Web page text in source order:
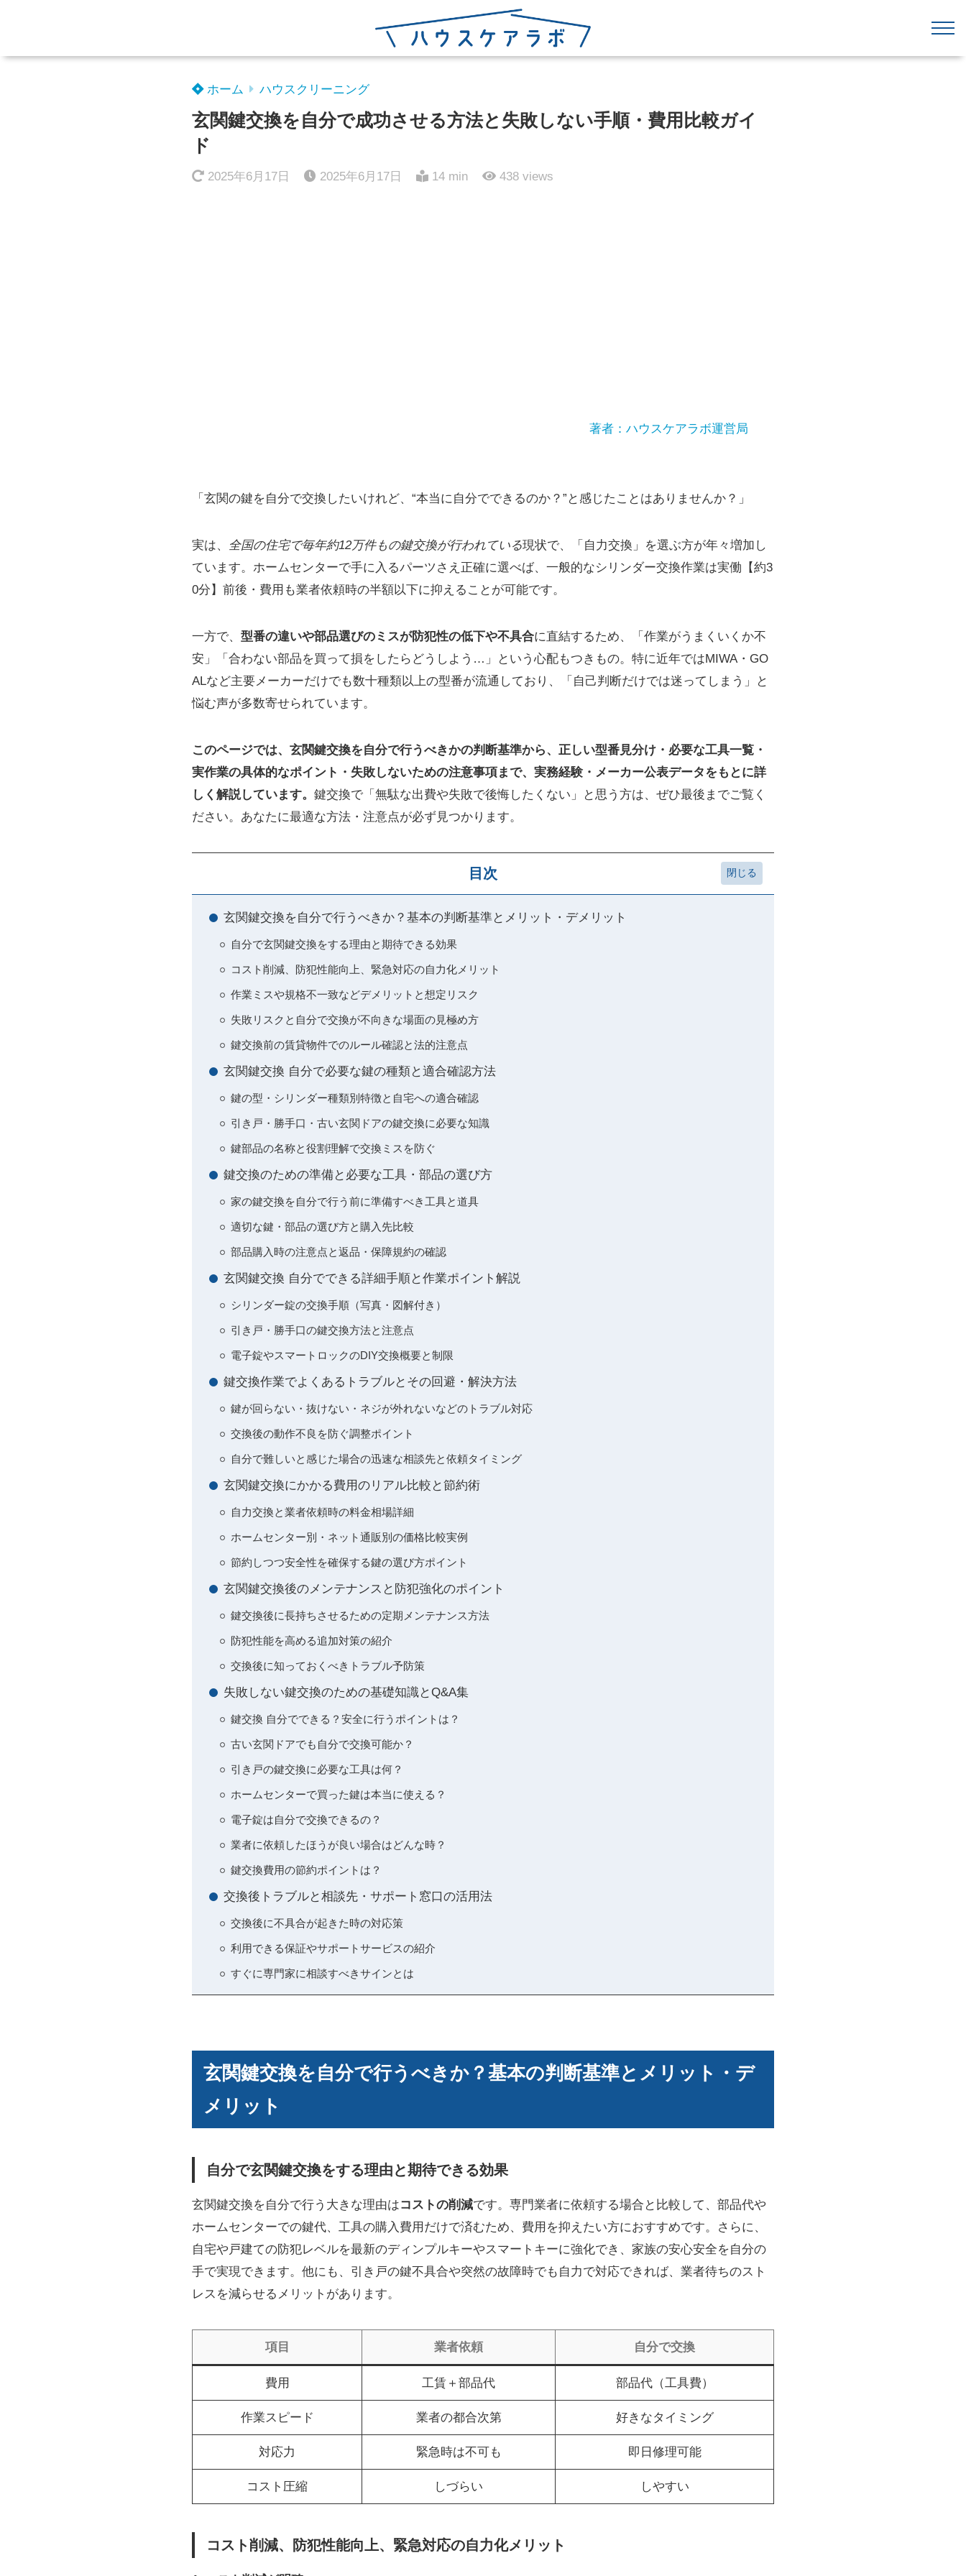
ホーム ハウスクリーニング
玄関鍵交換を自分で成功させる方法と失敗しない手順・費用比較ガイ
ド
2025年6月17日 2025年6月17日 14 min 438 views
著者：ハウスケアラボ運営局
「玄関の鍵を自分で交換したいけれど、“本当に自分でできるのか？”と感じたことはありませんか？」
実は、 全国の住宅で毎年約12万件もの鍵交換が行われている現状で、「自力交換」を選ぶ方が年々増加し
ています。ホームセンターで手に入るパーツさえ正確に選べば、一般的なシリンダー交換作業は実働【約3
0分】前後・費用も業者依頼時の半額以下に抑えることが可能です。
一方で、 型番の違いや部品選びのミスが防犯性の低下や不具合に直結するため、「作業がうまくいくか不
安」「合わない部品を買って損をしたらどうしよう…」という心配もつきもの。特に近年ではMIWA・GO
ALなど主要メーカーだけでも数十種類以上の型番が流通しており、「自己判断だけでは迷ってしまう」と
悩む声が多数寄せられています。
このページでは、玄関鍵交換を自分で行うべきかの判断基準から、正しい型番見分け・必要な工具一覧・
実作業の具体的なポイント・失敗しないための注意事項まで、実務経験・メーカー公表データをもとに詳
しく解説しています。 鍵交換で「無駄な出費や失敗で後悔したくない」と思う方は、ぜひ最後までご覧く
ださい。あなたに最適な方法・注意点が必ず見つかります。
目次
玄関鍵交換を自分で行うべきか？基本の判断基準とメリット・デメリット
自分で玄関鍵交換をする理由と期待できる効果
コスト削減、防犯性能向上、緊急対応の自力化メリット
作業ミスや規格不一致などデメリットと想定リスク
失敗リスクと自分で交換が不向きな場面の見極め方
鍵交換前の賃貸物件でのルール確認と法的注意点
玄関鍵交換 自分で必要な鍵の種類と適合確認方法
鍵の型・シリンダー種類別特徴と自宅への適合確認
引き戸・勝手口・古い玄関ドアの鍵交換に必要な知識
鍵部品の名称と役割理解で交換ミスを防ぐ
鍵交換のための準備と必要な工具・部品の選び方
家の鍵交換を自分で行う前に準備すべき工具と道具
適切な鍵・部品の選び方と購入先比較
部品購入時の注意点と返品・保障規約の確認
玄関鍵交換 自分でできる詳細手順と作業ポイント解説
シリンダー錠の交換手順（写真・図解付き）
引き戸・勝手口の鍵交換方法と注意点
電子錠やスマートロックのDIY交換概要と制限
鍵交換作業でよくあるトラブルとその回避・解決方法
鍵が回らない・抜けない・ネジが外れないなどのトラブル対応
交換後の動作不良を防ぐ調整ポイント
自分で難しいと感じた場合の迅速な相談先と依頼タイミング
玄関鍵交換にかかる費用のリアル比較と節約術
自力交換と業者依頼時の料金相場詳細
ホームセンター別・ネット通販別の価格比較実例
節約しつつ安全性を確保する鍵の選び方ポイント
玄関鍵交換後のメンテナンスと防犯強化のポイント
鍵交換後に長持ちさせるための定期メンテナンス方法
防犯性能を高める追加対策の紹介
交換後に知っておくべきトラブル予防策
失敗しない鍵交換のための基礎知識とQ&A集
鍵交換 自分でできる？安全に行うポイントは？
古い玄関ドアでも自分で交換可能か？
引き戸の鍵交換に必要な工具は何？
ホームセンターで買った鍵は本当に使える？
電子錠は自分で交換できるの？
業者に依頼したほうが良い場合はどんな時？
鍵交換費用の節約ポイントは？
交換後トラブルと相談先・サポート窓口の活用法
交換後に不具合が起きた時の対応策
利用できる保証やサポートサービスの紹介
すぐに専門家に相談すべきサインとは
玄関鍵交換を自分で行うべきか？基本の判断基準とメリット・デ
メリット
自分で玄関鍵交換をする理由と期待できる効果
玄関鍵交換を自分で行う大きな理由はコストの削減です。専門業者に依頼する場合と比較して、部品代や
ホームセンターでの鍵代、工具の購入費用だけで済むため、費用を抑えたい方におすすめです。さらに、
自宅や戸建ての防犯レベルを最新のディンプルキーやスマートキーに強化でき、家族の安心安全を自分の
手で実現できます。他にも、引き戸の鍵不具合や突然の故障時でも自力で対応できれば、業者待ちのスト
レスを減らせるメリットがあります。
項目 業者依頼 自分で交換
費用 工賃＋部品代 部品代（工具費）
作業スピード 業者の都合次第 好きなタイミング
対応力 緊急時は不可も 即日修理可能
コスト圧縮 しづらい しやすい
コスト削減、防犯性能向上、緊急対応の自力化メリット